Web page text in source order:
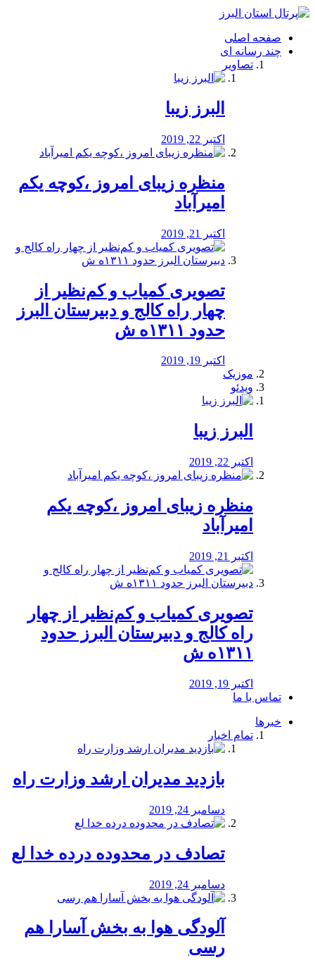
فصد
شرق
تهران
خشکشویی
صفحه اصلی
چند رسانه ای
تصاویر
البرز زیبا
اکتبر 22, 2019
منظره‌‌ زیبای امروز ،کوچه یکم
امیرآباد
اکتبر 21, 2019
️تصویری کمیاب و کم‌نظیر از
چهار راه كالج و دبيرستان البرز
حدود ۱۳۱۱ه ش
اکتبر 19, 2019
موزیک
ویدئو
البرز زیبا
اکتبر 22, 2019
منظره‌‌ زیبای امروز ،کوچه یکم
امیرآباد
اکتبر 21, 2019
️تصویری کمیاب و کم‌نظیر از چهار
راه كالج و دبيرستان البرز حدود
۱۳۱۱ه ش
اکتبر 19, 2019
تماس با ما
خبرها
تمام اخبار
بازدید مدیران ارشد وزارت راه
دسامبر 24, 2019
تصادف در محدوده درده خدا لع
دسامبر 24, 2019
آلودگی هوا به بخش آسارا هم
رسی